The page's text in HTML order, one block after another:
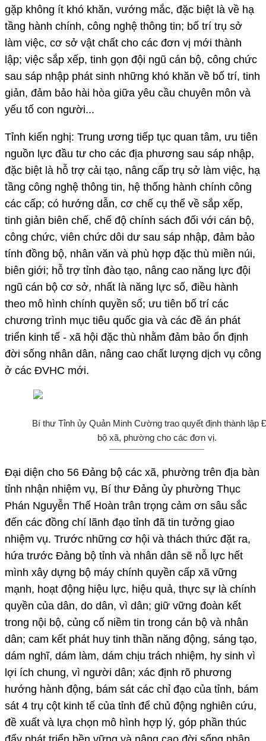
gặp không ít khó khăn, vướng mắc, đặc biệt là về hạ
tầng hành chính, công nghệ thông tin; bố trí trụ sở
làm việc, cơ sở vật chất cho các đơn vị mới thành
lập; việc sắp xếp, tinh gọn đội ngũ cán bộ, công chức
sau sáp nhập phát sinh những khó khăn về bố trí, tinh
giản, đảm bảo hài hòa giữa yêu cầu chuyên môn và
yếu tố con người...
Tỉnh kiến nghị: Trung ương tiếp tục quan tâm, ưu tiên
nguồn lực đầu tư cho các địa phương sau sáp nhập,
đặc biệt là hỗ trợ cải tạo, nâng cấp trụ sở làm việc, hạ
tầng công nghệ thông tin, hệ thống hành chính công
các cấp; có hướng dẫn, cơ chế cụ thể về sắp xếp,
tinh giản biên chế, chế độ chính sách đối với cán bộ,
công chức, viên chức dôi dư sau sáp nhập, đảm bảo
tính đồng bộ, nhân văn và phù hợp đặc thù miền núi,
biên giới; hỗ trợ tỉnh đào tạo, nâng cao năng lực đội
ngũ cán bộ cơ sở, nhất là năng lực số, điều hành
theo mô hình chính quyền số; ưu tiên bố trí các
chương trình mục tiêu quốc gia và các đề án phát
triển kinh tế - xã hội đặc thù nhằm đảm bảo ổn định
đời sống nhân dân, nâng cao chất lượng dịch vụ công
ở các ĐVHC mới.
Bí thư Tỉnh ủy Quản Minh Cường trao quyết định thành lập
bộ xã, phường cho các đơn vị.
Đại diện cho 56 Đảng bộ các xã, phường trên địa bàn
tỉnh nhận nhiệm vụ, Bí thư Đảng ủy phường Thục
Phán Nguyễn Thế Hoàn trân trọng cảm ơn sâu sắc
đến các đồng chí lãnh đạo tỉnh đã tin tưởng giao
nhiệm vụ. Trước những cơ hội và thách thức đặt ra,
hứa trước Đảng bộ tỉnh và nhân dân sẽ nỗ lực hết
mình xây dựng bộ máy chính quyền cấp xã vững
mạnh, hoạt động hiệu lực, hiệu quả, thực sự là chính
quyền của dân, do dân, vì dân; giữ vững đoàn kết
trong nội bộ, củng cố niềm tin trong cán bộ và nhân
dân; cam kết phát huy tinh thần năng động, sáng tạo,
dám nghĩ, dám làm, dám chịu trách nhiệm, hy sinh vì
lợi ích chung, vì người dân; xác định rõ phương
hướng hành động, bám sát các chỉ đạo của tỉnh, bám
sát 4 trụ cột kinh tế của tỉnh để chủ động nghiên cứu,
đề xuất và lựa chọn mô hình hợp lý, góp phần thúc